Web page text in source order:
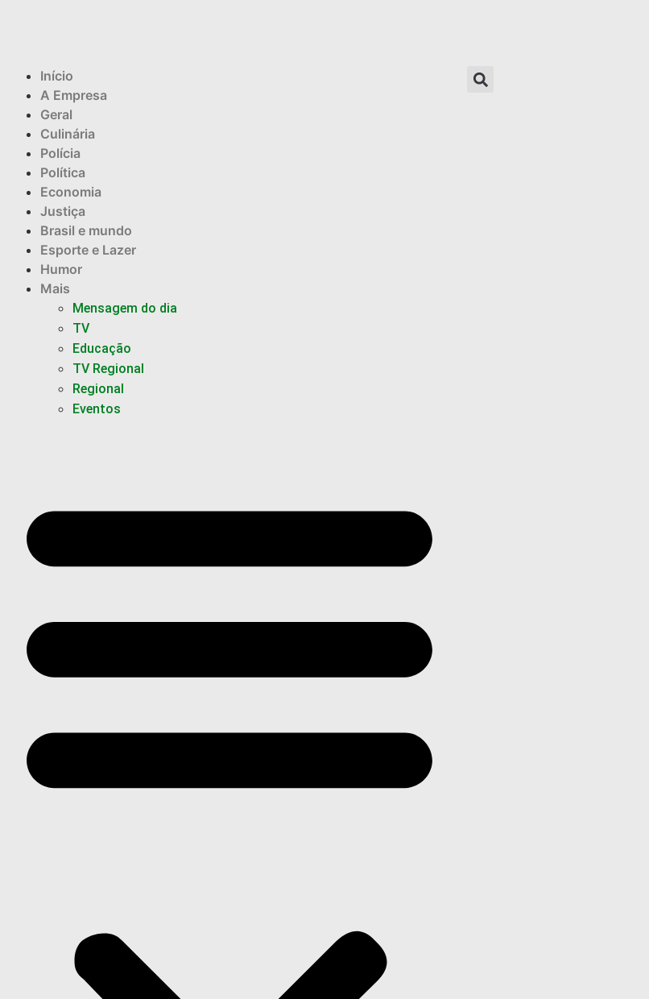
Início
A Empresa
Geral
Culinária
Polícia
Política
Economia
Justiça
Brasil e mundo
Esporte e Lazer
Humor
Mais
Mensagem do dia
TV
Educação
TV Regional
Regional
Eventos